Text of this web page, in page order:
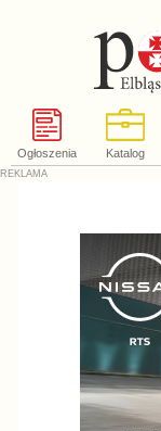
Ogłoszenia Katalog